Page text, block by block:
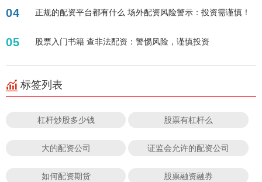
04 正规的配资平台都有什么 场外配资风险警示：投资需谨慎！
05 股票入门书籍 查非法配资：警惕风险，谨慎投资
标签列表
杠杆炒股多少钱 股票有杠杆么
大的配资公司 证监会允许的配资公司
如何配资期货 股票融资融券